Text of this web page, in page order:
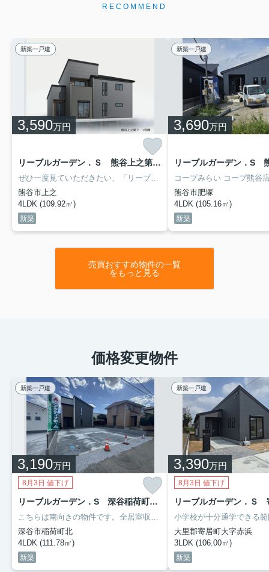
RECOMMEND
新築一戸建
3,590万円
リーブルガーデン．Ｓ 熊谷上之第７ １号棟
ぜひ一度見ていただきたい、「リーブルガーデン．Ｓ 熊谷上之第７ 」です。小学校が十分通学できる範囲にあります。熊谷市立成田星宮小学校が徒歩10分です。こちらは南向きの物件です。不動産をお探しなら、当社にお任せください。当社は数多くの不動産情報を取り扱っております。ぜひ当社での不動産探しをご検討ください。
熊谷市上之
4LDK (109.92㎡)
新築
新築一戸建
3,690万円
熊谷市肥塚
4LDK (105.16㎡)
新築
売買おすすめ物件の一覧
をもっと見る
価格変更物件
新築一戸建
3,190万円
8月3日 値下げ
リーブルガーデン．S 深谷稲荷町北第３ １号棟
こちらは南向きの物件です。全居室収納が付いてると生活にメリハリが付くのでお薦めです。建物面積111.78平米なので、使い勝手がいいです。湿気を除去できるためカビや雑菌などの発生が抑えられる、浴室乾燥機付きの物件です。不動産の購入をご検討しているのであれば、不動産情報を豊富に取り扱っている当社にお任せ下さい。今までよりも快適に暮らせるよう、ご希望に沿った不動産のご紹介をさせていただきます。
深谷市稲荷町北
4LDK (111.78㎡)
新築
新築一戸建
3,390万円
8月3日 値下げ
大里郡寄居町大字赤浜
3LDK (106.00㎡)
新築